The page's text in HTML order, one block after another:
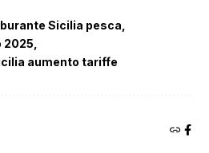
Sicilia pesca
2025
aumento tariffe